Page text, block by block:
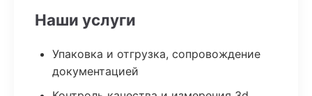
Наши услуги
Упаковка и отгрузка, сопровождение
документацией